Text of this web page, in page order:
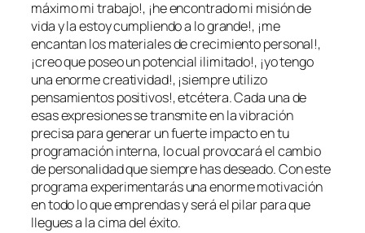
máximo mi trabajo!, ¡he encontrado mi misión de
vida y la estoy cumpliendo a lo grande!, ¡me
encantan los materiales de crecimiento personal!,
¡creo que poseo un potencial ilimitado!, ¡yo tengo
una enorme creatividad!, ¡siempre utilizo
pensamientos positivos!, etcétera. Cada una de
esas expresiones se transmite en la vibración
precisa para generar un fuerte impacto en tu
programación interna, lo cual provocará el cambio
de personalidad que siempre has deseado. Con este
programa experimentarás una enorme motivación
en todo lo que emprendas y será el pilar para que
llegues a la cima del éxito.